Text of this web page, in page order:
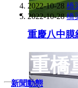
重慶八中膜
2022-10-28 橋
2022-10-28 橋
新聞動態
重橋